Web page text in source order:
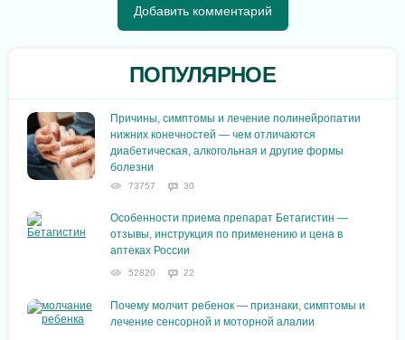
ПОПУЛЯРНОЕ
Причины, симптомы и лечение полинейропатии
нижних конечностей — чем отличаются
диабетическая, алкогольная и другие формы
болезни
73757 30
Особенности приема препарат Бетагистин —
отзывы, инструкция по применению и цена в
аптеках России
52820 22
Почему молчит ребенок — признаки, симптомы и
лечение сенсорной и моторной алалии